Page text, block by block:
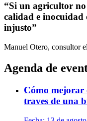
“Si un agricultor
calidad e inocuidad
injusto”
Manuel Otero, consultor
Agenda de
Cómo mejorar
traves de una